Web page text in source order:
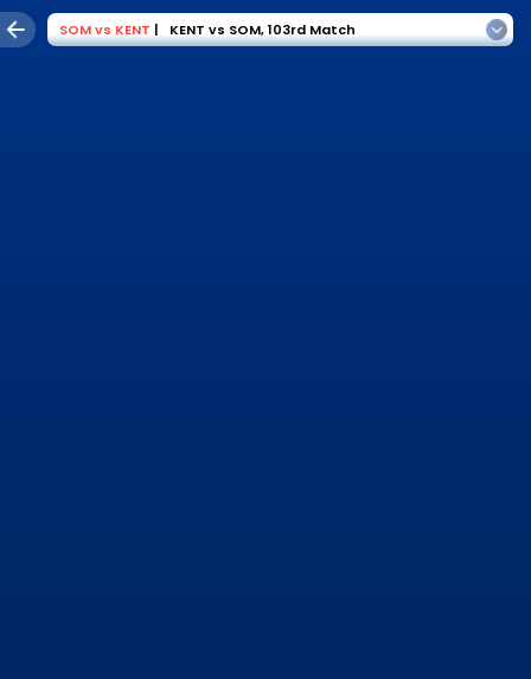
SOMvs KENT | KENT vs SOM,103rd Match